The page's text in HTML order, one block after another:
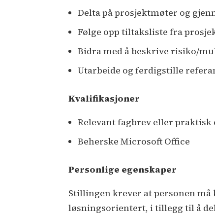
Delta på prosjektmøter og
Følge opp tiltaksliste fra
Bidra med å beskrive risiko/
Utarbeide og ferdigstille
Kvalifikasjoner
Relevant fagbrev eller
Beherske Microsoft Office
Personlige egenskaper
Stillingen krever at personen
løsningsorientert, i tillegg til å